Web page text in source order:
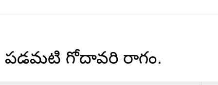
పడమటి గోదావరి రాగం.